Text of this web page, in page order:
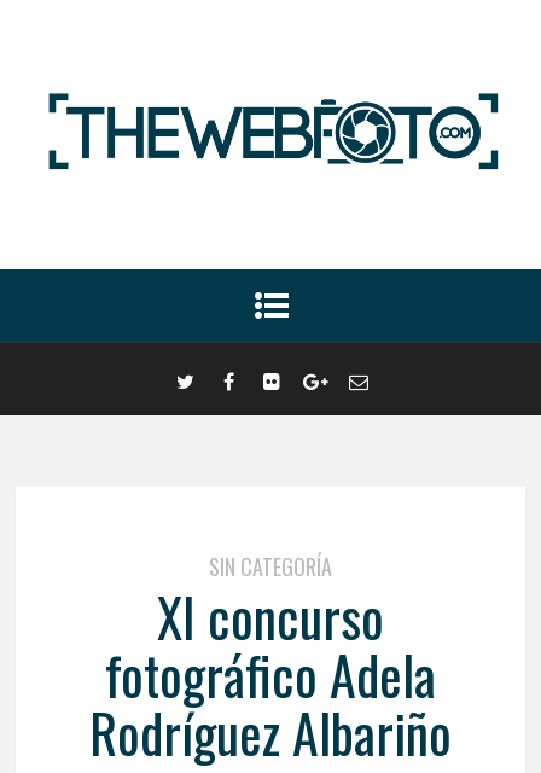
SIN CATEGORÍA
XI concurso
fotográfico Adela
Rodríguez Albariño